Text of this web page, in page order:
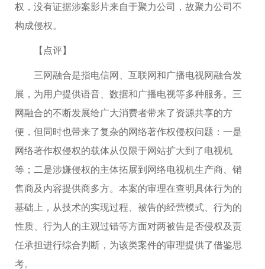
权，没有证据涉案影片来自于聚力公司，故聚力公司不
构成侵权。
【点评】
三网融合是指电信网、互联网和广播电视网融合发
展，为用户提供语音、数据和广播电视等多种服务。三
网融合的不断发展给广大消费者带来了资源共享的方
便，但同时也带来了复杂的网络著作权侵权问题：一是
网络著作权侵权的载体从仅限于网站扩大到了电视机
等；二是涉嫌侵权的主体拓展到网络电视机生产商、销
售商及内容提供商多方。本案的审理在查明具体行为的
基础上，从技术的实现过程、被告的经营模式、行为的
性质、行为人的主观过错等方面对两被告是否侵权及责
任承担进行综合判断，为该类案件的审理提供了借鉴思
考。